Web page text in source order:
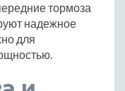
тормоза
надежное
для